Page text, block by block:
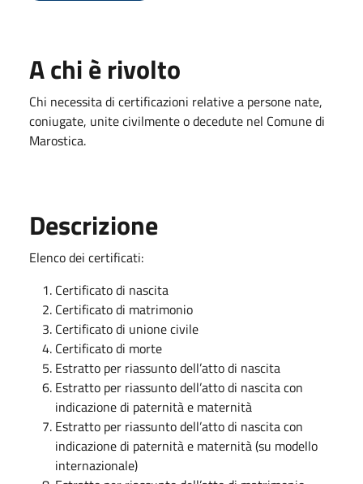
A chi è rivolto
Chi necessita di certificazioni relative a persone nate,
coniugate, unite civilmente o decedute nel Comune di
Marostica.
Descrizione
Elenco dei certificati:
Certificato di nascita
Certificato di matrimonio
Certificato di unione civile
Certificato di morte
Estratto per riassunto dell’atto di nascita
Estratto per riassunto dell’atto di nascita con
indicazione di paternità e maternità
Estratto per riassunto dell’atto di nascita con
indicazione di paternità e maternità (su modello
internazionale)